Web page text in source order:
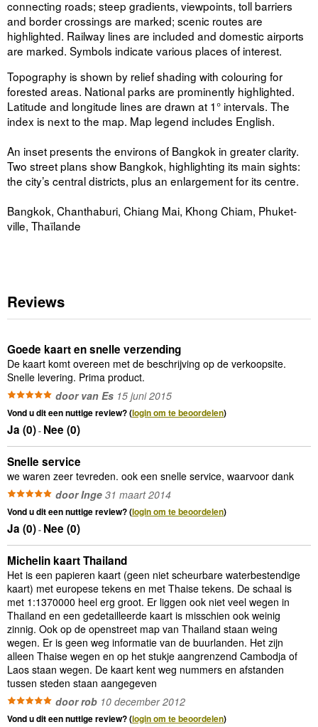
connecting roads; steep gradients, viewpoints, toll barriers
and border crossings are marked; scenic routes are
highlighted. Railway lines are included and domestic airports
are marked. Symbols indicate various places of interest.
Topography is shown by relief shading with colouring for
forested areas. National parks are prominently highlighted.
Latitude and longitude lines are drawn at 1° intervals. The
index is next to the map. Map legend includes English.
An inset presents the environs of Bangkok in greater clarity.
Two street plans show Bangkok, highlighting its main sights:
the city’s central districts, plus an enlargement for its centre.
Bangkok, Chanthaburi, Chiang Mai, Khong Chiam, Phuket-
ville, Thaïlande
Reviews
Goede kaart en snelle verzending
De kaart komt overeen met de beschrijving op de verkoopsite.
Snelle levering. Prima product.
door van Es 15 juni 2015
Vond u dit een nuttige review? (login om te beoordelen)
Ja (0)- Nee (0)
Snelle service
we waren zeer tevreden. ook een snelle service, waarvoor dank
door Inge 31 maart 2014
Vond u dit een nuttige review? (login om te beoordelen)
Ja (0)- Nee (0)
Michelin kaart Thailand
Het is een papieren kaart (geen niet scheurbare waterbestendige
kaart) met europese tekens en met Thaise tekens. De schaal is
met 1:1370000 heel erg groot. Er liggen ook niet veel wegen in
Thailand en een gedetailleerde kaart is misschien ook weinig
zinnig. Ook op de openstreet map van Thailand staan weing
wegen. Er is geen weg informatie van de buurlanden. Het zijn
alleen Thaise wegen en op het stukje aangrenzend Cambodja of
Laos staan wegen. De kaart kent weg nummers en afstanden
tussen steden staan aangegeven
door rob 10 december 2012
Vond u dit een nuttige review? (login om te beoordelen)